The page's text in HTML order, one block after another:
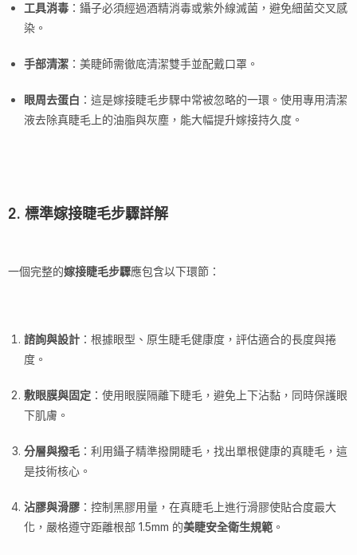
工具消毒 ：鑷子必須經過酒精消毒或紫外線滅菌，避免細菌交叉感
染。
手部清潔 ：美睫師需徹底清潔雙手並配戴口罩。
眼周去蛋白 ：這是嫁接睫毛步驟中常被忽略的一環。使用專用清潔
液去除真睫毛上的油脂與灰塵，能大幅提升嫁接持久度。
2. 標準嫁接睫毛步驟詳解
一個完整的嫁接睫毛步驟應包含以下環節：
諮詢與設計 ：根據眼型、原生睫毛健康度，評估適合的長度與捲
度。
敷眼膜與固定 ：使用眼膜隔離下睫毛，避免上下沾黏，同時保護眼
下肌膚。
分層與撥毛 ：利用鑷子精準撥開睫毛，找出單根健康的真睫毛，這
是技術核心。
沾膠與滑膠 ：控制黑膠用量，在真睫毛上進行滑膠使貼合度最大
化，嚴格遵守距離根部 1.5mm 的美睫安全衛生規範 。